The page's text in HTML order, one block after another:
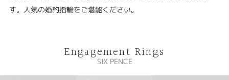
す。人気の婚約指輪をご堪能ください。
Engagement Rings
SIX PENCE